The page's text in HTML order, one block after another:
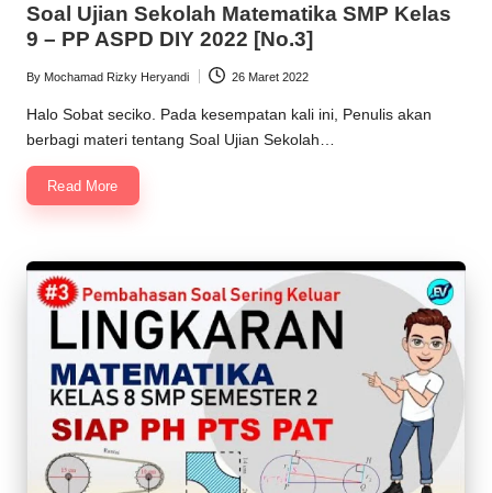
Soal Ujian Sekolah Matematika SMP Kelas
9 – PP ASPD DIY 2022 [No.3]
Posted
by
By Mochamad Rizky Heryandi 26 Maret 2022
Halo Sobat seciko. Pada kesempatan kali ini, Penulis akan
berbagi materi tentang Soal Ujian Sekolah…
Read More